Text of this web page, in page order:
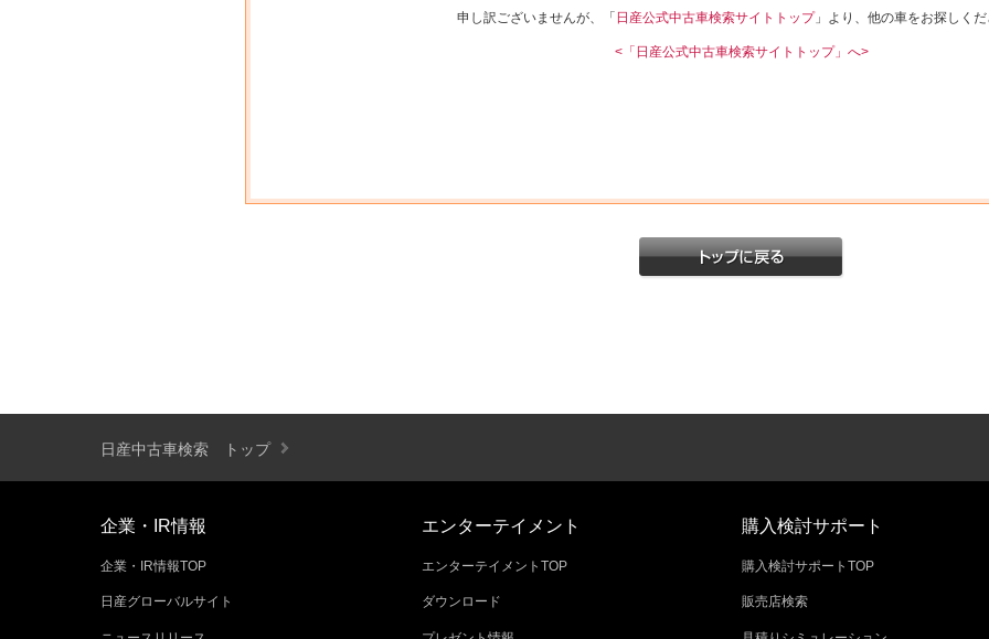
申し訳ございませんが、「 日産公式中古車検索サイトトップ」より、他の車をお探しくだ
<「日産公式中古車検索サイトトップ」へ>
日産中古車検索 トップ
企業・IR情報
企業・IR情報TOP
日産グローバルサイト
エンターテイメント
エンターテイメントTOP
ダウンロード
購入検討サポート
購入検討サポートTOP
販売店検索